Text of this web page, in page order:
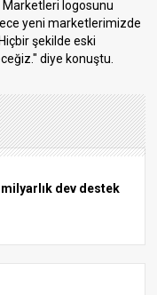
logosunu
yeni marketlerimizde
şekilde eski
diye konuştu.
dev destek